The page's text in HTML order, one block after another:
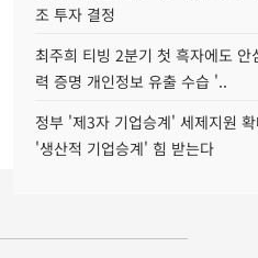
조 투자 결정
최주희 티빙 2분기 첫 흑자에도 안
력 증명 개인정보 유출 수습 '..
정부 '제3자 기업승계' 세제지원
'생산적 기업승계' 힘 받는다